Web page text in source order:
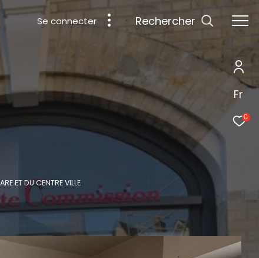
Fr
0
Se connecter rechercher
ET DU CENTRE VILLE